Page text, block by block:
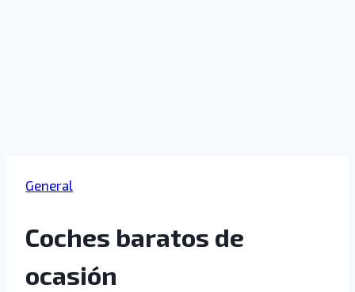
General
Coches baratos de
ocasión